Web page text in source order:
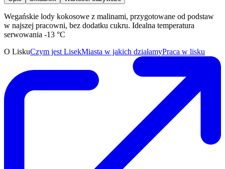
Wegańskie lody kokosowe z malinami, przygotowane od podstaw
w najszej pracowni, bez dodatku cukru. Idealna temperatura
serwowania -13 °C
O LiskuCzym jest LisekMiasta w jakich działamyPraca w lisku